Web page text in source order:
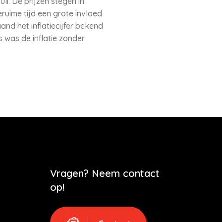
tijd een grote invloed
het inflatiecijfer bekend
was de inflatie zonder
Vragen? Neem contact
op!